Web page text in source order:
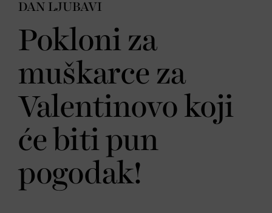
DAN LJUBAVI
Pokloni za
muškarce za
Valentinovo koji
će biti pun
pogodak!